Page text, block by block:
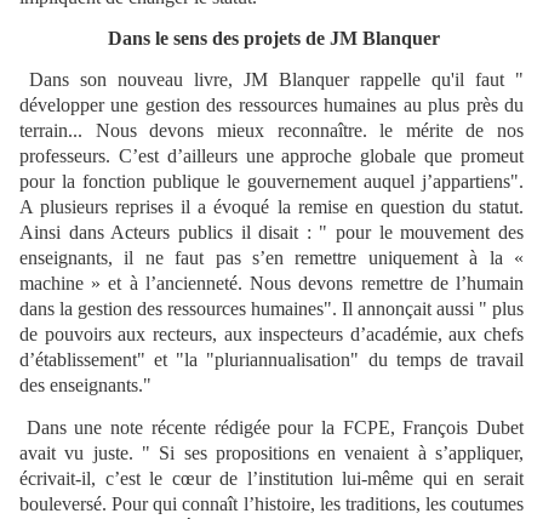
Dans le sens des projets de JM Blanquer
Dans son nouveau livre, JM Blanquer rappelle qu'il faut "
développer une gestion des ressources humaines au plus près du
terrain... Nous devons mieux reconnaître. le mérite de nos
professeurs. C’est d’ailleurs une approche globale que promeut
pour la fonction publique le gouvernement auquel j’appartiens".
A plusieurs reprises il a évoqué la remise en question du statut.
Ainsi dans Acteurs publics il disait : " pour le mouvement des
enseignants, il ne faut pas s’en remettre uniquement à la «
machine » et à l’ancienneté. Nous devons remettre de l’humain
dans la gestion des ressources humaines". Il annonçait aussi " plus
de pouvoirs aux recteurs, aux inspecteurs d’académie, aux chefs
d’établissement" et "la "pluriannualisation" du temps de travail
des enseignants."
Dans une note récente rédigée pour la FCPE, François Dubet
avait vu juste. " Si ses propositions en venaient à s’appliquer,
écrivait-il, c’est le cœur de l’institution lui-même qui en serait
bouleversé. Pour qui connaît l’histoire, les traditions, les coutumes